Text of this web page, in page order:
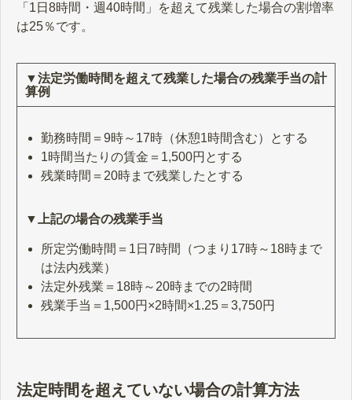
「1日8時間・週40時間」を超えて残業した場合の割増率
は25％です。
▼法定労働時間を超えて残業した場合の残業手当の計
算例
勤務時間＝9時～17時（休憩1時間含む）とする
1時間当たりの賃金＝1,500円とする
残業時間＝20時まで残業したとする
▼上記の場合の残業手当
所定労働時間＝1日7時間（つまり17時～18時まで
は法内残業）
法定外残業＝18時～20時までの2時間
残業手当＝1,500円×2時間×1.25＝3,750円
法定時間を超えていない場合の計算方法